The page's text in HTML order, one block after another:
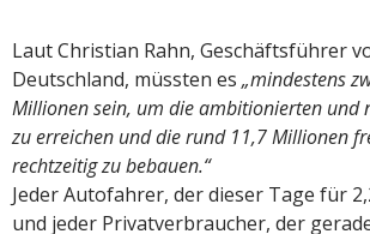
Laut Christian Rahn, Geschäftsführer
Deutschland, müssten es „mindestens
Millionen sein, um die ambitionierten und
zu erreichen und die rund 11,7 Millionen
rechtzeitig zu bebauen.“
Jeder Autofahrer, der dieser Tage für
und jeder Privatverbraucher, der